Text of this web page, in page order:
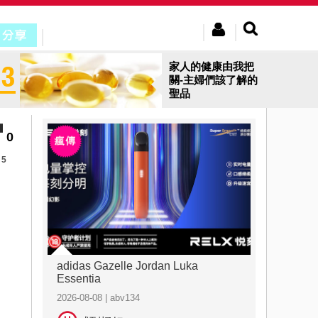
家人的健康由我把
關-主婦們該了解的
聖品
0
5
adidas Gazelle Jordan Luka
Essentia
2026-08-08 | abv134